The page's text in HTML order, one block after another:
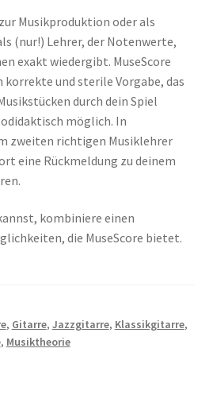
Musikproduktion oder als
(nur!) Lehrer, der Notenwerte,
exakt wiedergibt. MuseScore
und sterile Vorgabe, das
durch dein Spiel
möglich. In
zweiten richtigen Musiklehrer
eine Rückmeldung zu deinem
kombiniere einen
die MuseScore bietet.
, Gitarre, Jazzgitarre, Klassikgitarre,
, Musiktheorie